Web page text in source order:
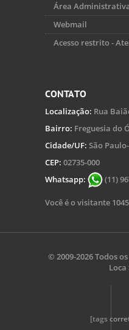
Área
Webmail
Acesso restrito -
CONTATO
Localização: Rua
Bairro: Freguesia do
Cidade/UF: São
CEP: 02735-000
Whatsapp:
(11)
Você é o visitante
© 2009-2026 Todos
Loca
[tags